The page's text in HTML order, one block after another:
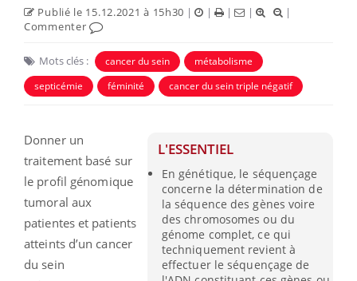
Publié le 15.12.2021 à 15h30 | | | |
|
Commenter
Mots clés : cancer du sein
métabolisme
septicémie
féminité cancer du sein triple négatif
L'ESSENTIEL
En génétique, le séquençage
concerne la détermination de
la séquence des gènes voire
des chromosomes ou du
génome complet, ce qui
techniquement revient à
effectuer le séquençage de
Donner un
traitement basé sur
le profil génomique
tumoral aux
patientes et patients
atteints d’un cancer
du sein